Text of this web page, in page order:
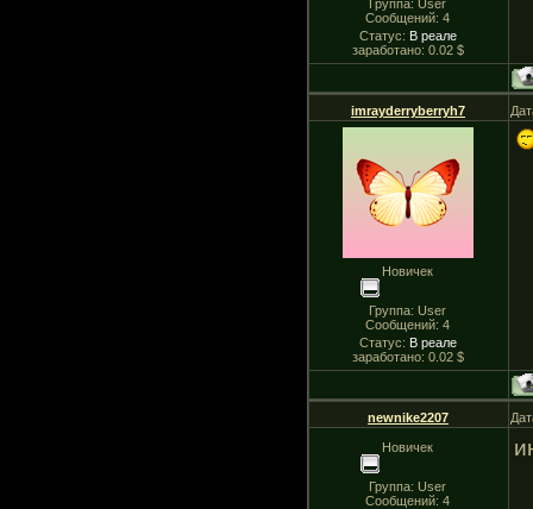
Группа: User
Сообщений:4
Статус: В реале
заработано: 0.02 $
imrayderryberryh7
Новичек
Группа: User
Сообщений:4
Статус: В реале
заработано: 0.02 $
newnike2207
Новичек
Группа: User
Сообщений:4